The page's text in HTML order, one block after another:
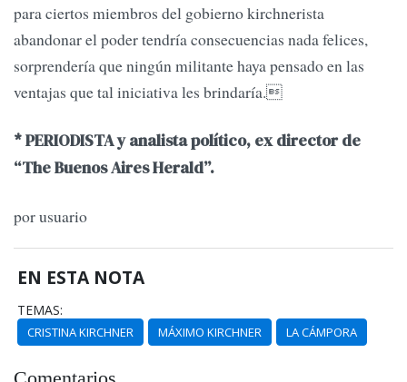
para ciertos miembros del gobierno kirchnerista
abandonar el poder tendría consecuencias nada felices,
sorprendería que ningún militante haya pensado en las
ventajas que tal iniciativa les brindaría.
* PERIODISTA y analista político, ex director de
“The Buenos Aires Herald”.
por usuario
EN ESTA NOTA
TEMAS:
CRISTINA KIRCHNER MÁXIMO KIRCHNER LA CÁMPORA